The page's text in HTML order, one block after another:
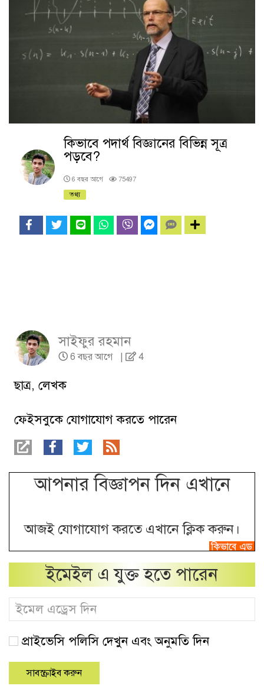
কিভাবে পদার্থ বিজ্ঞানের বিভিন্ন সূত্র
পড়বে?
6 বছর আগে
75497
তথ্য
সাইফুর রহমান
6 বছর আগে | 4
ছাত্র, লেখক
ফেইসবুকে যোগাযোগ করতে পারেন
আপনার বিজ্ঞাপন দিন এখানে
আজই যোগাযোগ করতে এখানে ক্লিক করুন।
ইমেইল এ যুক্ত হতে পারেন
প্রাইভেসি পলিসি দেখুন এবং অনুমতি দিন